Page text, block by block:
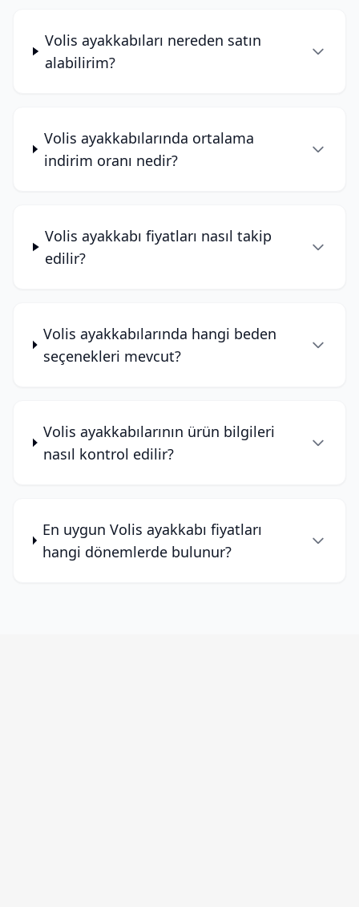
Volis ayakkabıları nereden satın
alabilirim?
Volis ayakkabılarında ortalama
indirim oranı nedir?
Volis ayakkabı fiyatları nasıl takip
edilir?
Volis ayakkabılarında hangi beden
seçenekleri mevcut?
Volis ayakkabılarının ürün bilgileri
nasıl kontrol edilir?
En uygun Volis ayakkabı fiyatları
hangi dönemlerde bulunur?